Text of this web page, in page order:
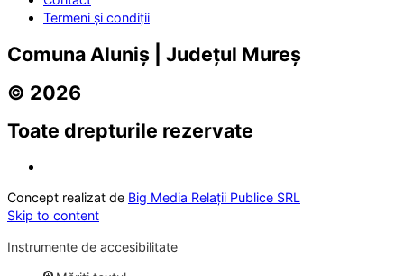
Termeni și condiții
Comuna Aluniș | Județul Mureș
© 2026
Toate drepturile rezervate
Concept realizat de Big Media Relații Publice SRL
Skip to content
Instrumente de accesibilitate